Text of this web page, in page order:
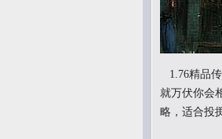
1.76精品
就万伏你会
略，适合投